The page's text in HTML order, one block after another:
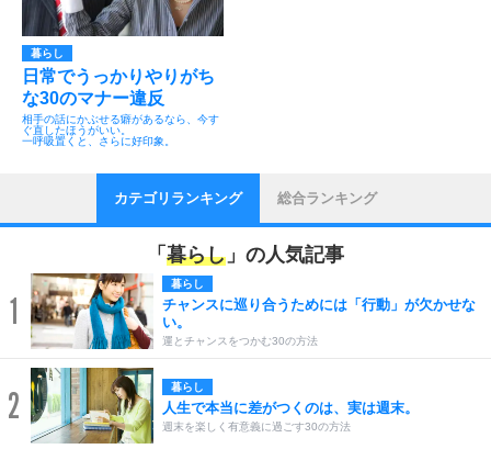
暮らし
日常でうっかりやりがち
な30のマナー違反
相手の話にかぶせる癖があるなら、今す
ぐ直したほうがいい。
一呼吸置くと、さらに好印象。
カテゴリランキング 総合ランキング
「 暮らし 」の人気記事
1
暮らし
チャンスに巡り合うためには「行動」が欠かせな
い。
運とチャンスをつかむ30の方法
2 暮らし
人生で本当に差がつくのは、実は週末。
週末を楽しく有意義に過ごす30の方法